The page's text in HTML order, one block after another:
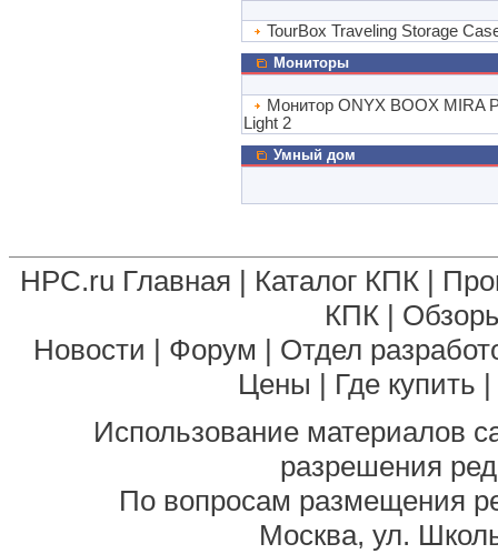
TourBox Traveling Storage
Мониторы
Монитор ONYX BOOX MIRA
Light 2
Умный дом
HPC.ru Главная | Каталог КПК |
КПК |
Новости | Форум | Отдел
Цены | Где купить |
Использование материалов
разрешения
По вопросам размещения
Москва, ул.